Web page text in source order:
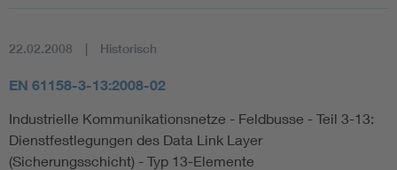
Elektrofachkraft (EFK)
22.02.2008 Historisch
EN 61158-3-13:2008-02
Industrielle Kommunikationsnetze - Feldbusse - Teil 3-13:
Dienstfestlegungen des Data Link Layer
(Sicherungsschicht) - Typ 13-Elemente